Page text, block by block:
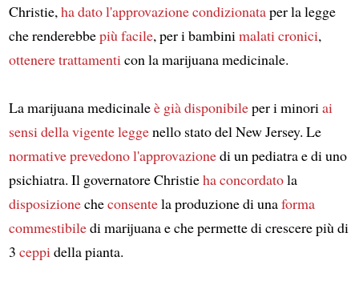
Christie,ha datol'approvazione condizionataper la legge
che renderebbepiù facile, per i bambinimalati cronici,
ottenere trattamenticon la marijuana medicinale.
La marijuana medicinaleè già disponibileper i minoriai
sensi della vigente leggenello stato del New Jersey. Le
normativeprevedonol'approvazionedi un pediatra e di uno
psichiatra. Il governatore Christieha concordatola
disposizionecheconsentela produzione di unaforma
commestibiledi marijuana e che permette di crescere più di
3 ceppidella pianta.